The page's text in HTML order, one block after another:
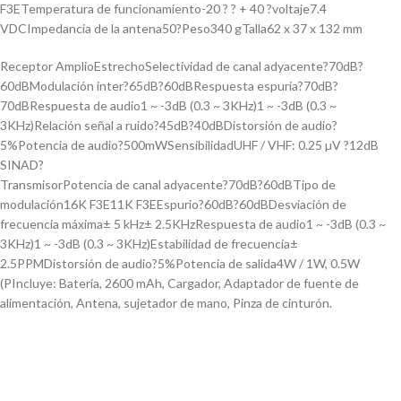
F3ETemperatura de funcionamiento-20 ? ? + 40 ?voltaje7.4
VDCImpedancia de la antena50?Peso340 gTalla62 x 37 x 132 mm
Receptor AmplioEstrechoSelectividad de canal adyacente?70dB?
60dBModulación inter?65dB?60dBRespuesta espuria?70dB?
70dBRespuesta de audio1 ~ -3dB (0.3 ~ 3KHz)1 ~ -3dB (0.3 ~
3KHz)Relación señal a ruido?45dB?40dBDistorsión de audio?
5%Potencia de audio?500mWSensibilidadUHF / VHF: 0.25 µV ?12dB
SINAD?
TransmisorPotencia de canal adyacente?70dB?60dBTipo de
modulación16K F3E11K F3EEspurio?60dB?60dBDesviación de
frecuencia máxima± 5 kHz± 2.5KHzRespuesta de audio1 ~ -3dB (0.3 ~
3KHz)1 ~ -3dB (0.3 ~ 3KHz)Estabilidad de frecuencia±
2.5PPMDistorsión de audio?5%Potencia de salida4W / 1W, 0.5W
(PIncluye: Batería, 2600 mAh, Cargador, Adaptador de fuente de
alimentación, Antena, sujetador de mano, Pinza de cinturón.